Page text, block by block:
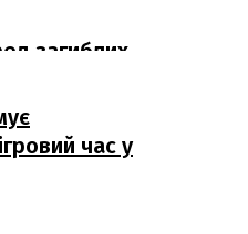
загиблих
час у